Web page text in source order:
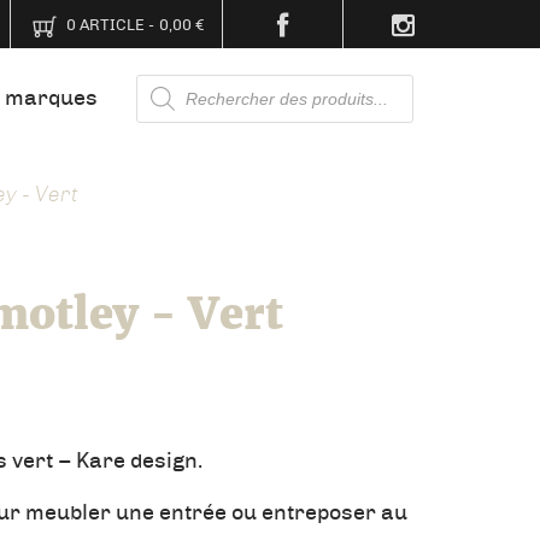
0 ARTICLE 0,00 €
Décoration murale
ferme
marques
Recherche
de
produits
- Vert
- Vert
vert – Kare design.
meubler une entrée ou entreposer au